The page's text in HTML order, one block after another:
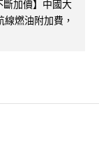
斷加價】中國大
燃油附加費，